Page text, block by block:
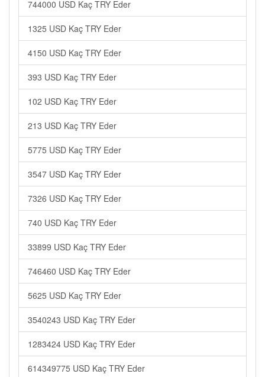
744000 USD Kaç TRY Eder
1325 USD Kaç TRY Eder
4150 USD Kaç TRY Eder
393 USD Kaç TRY Eder
102 USD Kaç TRY Eder
213 USD Kaç TRY Eder
5775 USD Kaç TRY Eder
3547 USD Kaç TRY Eder
7326 USD Kaç TRY Eder
740 USD Kaç TRY Eder
33899 USD Kaç TRY Eder
746460 USD Kaç TRY Eder
5625 USD Kaç TRY Eder
3540243 USD Kaç TRY Eder
1283424 USD Kaç TRY Eder
614349775 USD Kaç TRY Eder